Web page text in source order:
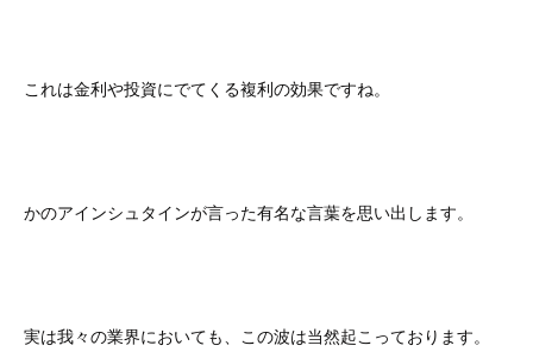
これは金利や投資にでてくる複利の効果ですね。
かのアインシュタインが言った有名な言葉を思い出します。
実は我々の業界においても、この波は当然起こっております。